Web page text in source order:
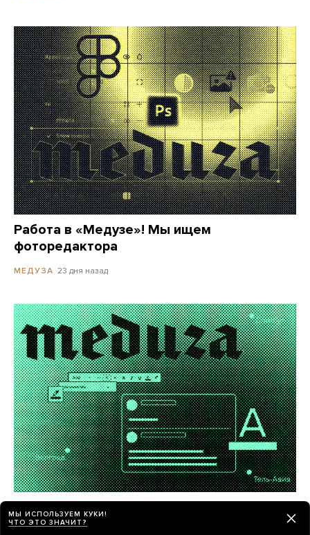
Работа в «Медузе»! Мы ищем
фоторедактора
МЕДУЗА 23 дня назад
«Медуза» ищет внештатных авторов
в центрах российской эмиграции
МЫ ИСПОЛЬЗУЕМ КУКИ!
ЧТО ЭТО ЗНАЧИТ?